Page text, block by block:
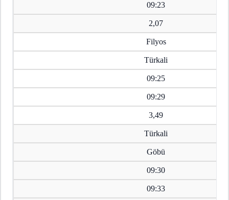
09:23
2,07
Filyos
Türkali
09:25
09:29
3,49
Türkali
Göbü
09:30
09:33